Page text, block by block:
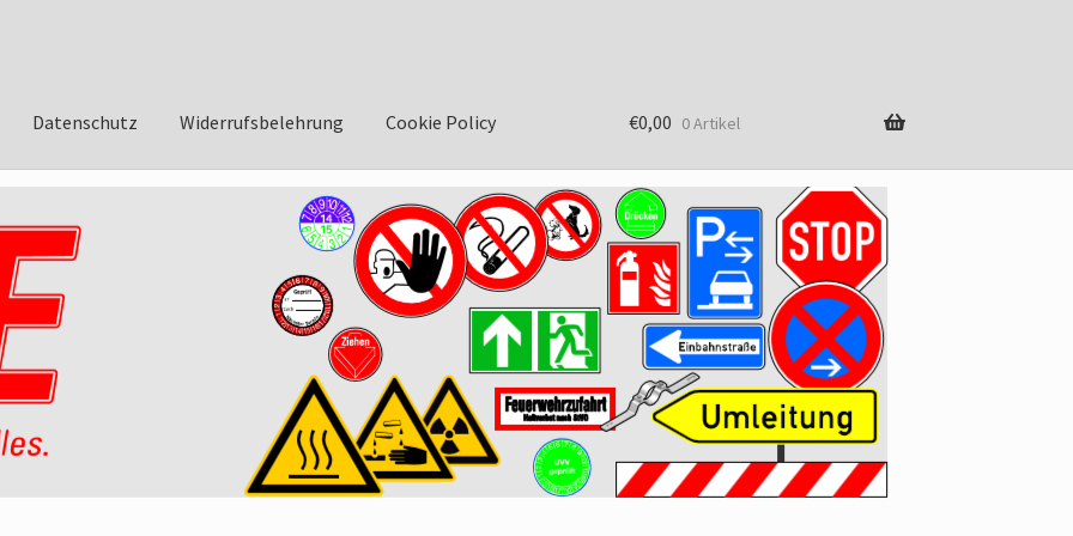
Datenschutz Widerrufsbelehrung Cookie Policy
Widerrufsbelehrung Impressum
€0,00 0 Artikel